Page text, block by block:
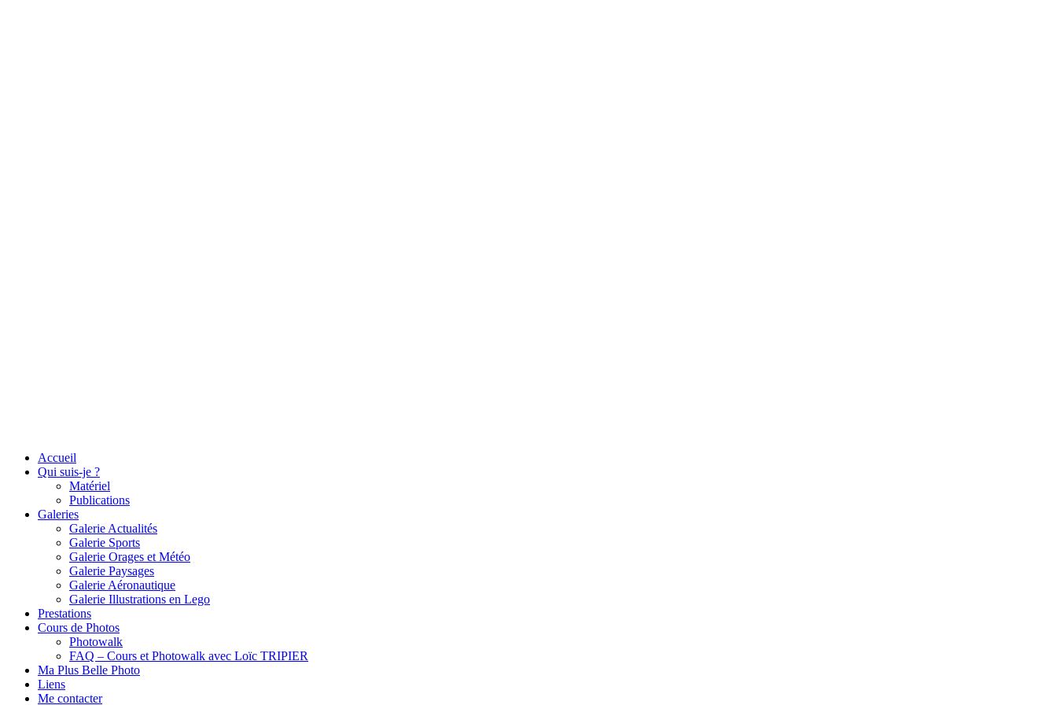
Accueil
Qui suis-je ?
Matériel
Publications
Galeries
Galerie Actualités
Galerie Sports
Galerie Orages et Météo
Galerie Paysages
Galerie Aéronautique
Galerie Illustrations en Lego
Prestations
Cours de Photos
Photowalk
FAQ – Cours et Photowalk avec Loïc TRIPIER
Ma Plus Belle Photo
Liens
Me contacter